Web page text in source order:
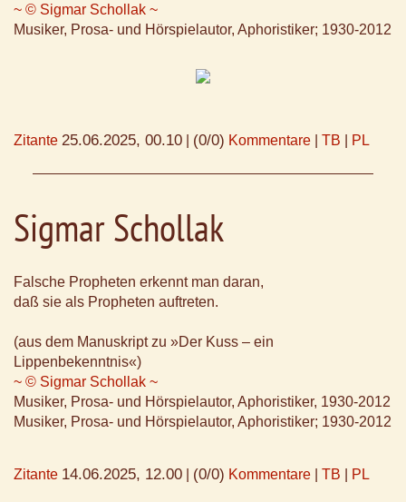
~ © Sigmar Schollak ~
Musiker, Prosa- und Hörspielautor, Aphoristiker; 1930-2012
Zitante 25.06.2025, 00.10 (0/0) Kommentare TB PL
Sigmar Schollak
Falsche Propheten erkennt man daran,
daß sie als Propheten auftreten.
(aus dem Manuskript zu »Der Kuss – ein
Lippenbekenntnis«)
~ © Sigmar Schollak ~
Musiker, Prosa- und Hörspielautor, Aphoristiker, 1930-2012
Musiker, Prosa- und Hörspielautor, Aphoristiker; 1930-2012
Zitante 14.06.2025, 12.00 (0/0) Kommentare TB PL